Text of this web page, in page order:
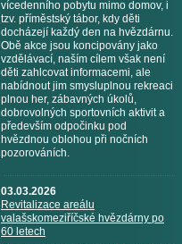
vícedenního pobytu mimo domov, i
tzv. příměstský tábor, kdy děti
docházejí každý den na hvězdárnu.
Obě akce jsou koncipovány jako
vzdělávací, naším cílem však není
děti zahlcovat informacemi, ale
nabídnout jim smysluplnou rekreaci
plnou her, zábavných úkolů,
dobrovolných sportovních aktivit a
především odpočinku pod
hvězdnou oblohou při nočních
pozorováních.
03.03.2026
Revitalizace areálu
valašskomeziříčské hvězdárny po
60 letech